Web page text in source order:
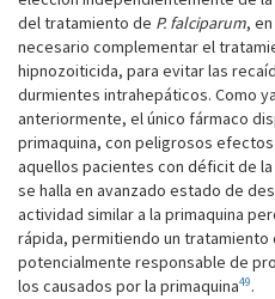
del tratamiento de P. falciparum,
necesario complementar el
hipnozoiticida, para evitar las
durmientes intrahepáticos. Como
anteriormente, el único fármaco
primaquina, con peligrosos
aquellos pacientes con déficit de la
se halla en avanzado estado de
actividad similar a la primaquina
rápida, permitiendo un tratamiento
potencialmente responsable de
los causados por la primaquina49.